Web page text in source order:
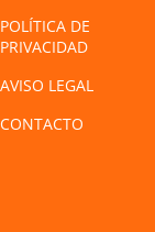
POLÍTICA DE
PRIVACIDAD
AVISO LEGAL
CONTACTO